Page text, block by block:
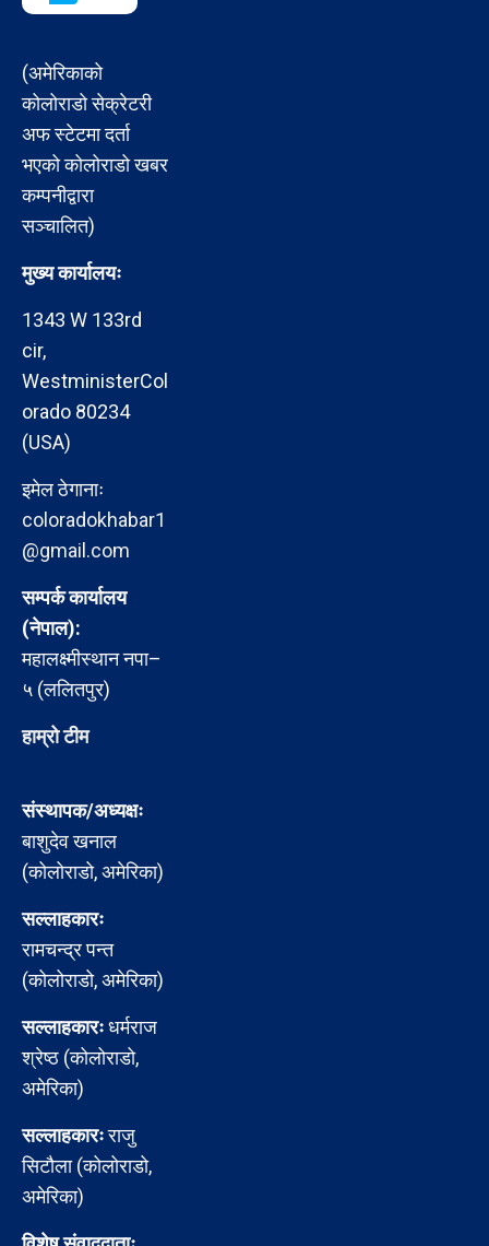
(अमेरिकाको
कोलोराडो सेक्रेटरी
अफ स्टेटमा दर्ता
भएको कोलोराडो खबर
कम्पनीद्वारा
सञ्चालित)
मुख्य कार्यालयः
1343 W 133rd
cir,
WestministerCol
orado 80234
(USA)
इमेल ठेगानाः
coloradokhabar1
@gmail.com
सम्पर्क कार्यालय
(नेपाल):
महालक्ष्मीस्थान नपा–
५ (ललितपुर)
हाम्रो टीम
संस्थापक/अध्यक्षः
बाशुदेव खनाल
(कोलोराडो, अमेरिका)
सल्लाहकारः
रामचन्द्र पन्त
(कोलोराडो, अमेरिका)
सल्लाहकारःधर्मराज
श्रेष्ठ (कोलोराडो,
अमेरिका)
सल्लाहकारःराजु
सिटौला (कोलोराडो,
अमेरिका)